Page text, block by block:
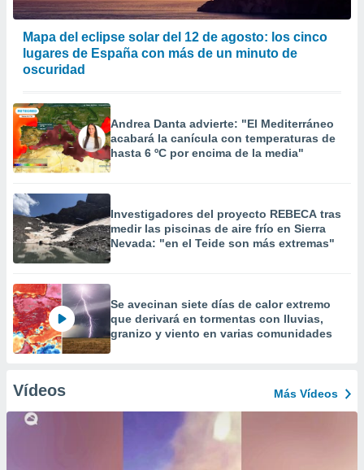
Mapa del eclipse solar del 12 de agosto: los cinco
lugares de España con más de un minuto de
oscuridad
Andrea Danta advierte: "El Mediterráneo
acabará la canícula con temperaturas de
hasta 6 ºC por encima de la media"
Investigadores del proyecto REBECA tras
medir las piscinas de aire frío en Sierra
Nevada: "en el Teide son más extremas"
Se avecinan siete días de calor extremo
que derivará en tormentas con lluvias,
granizo y viento en varias comunidades
Vídeos Más Vídeos